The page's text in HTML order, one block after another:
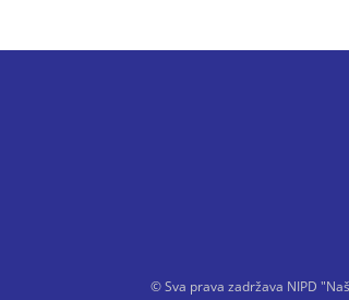
© Sva prava zadržava NIPD